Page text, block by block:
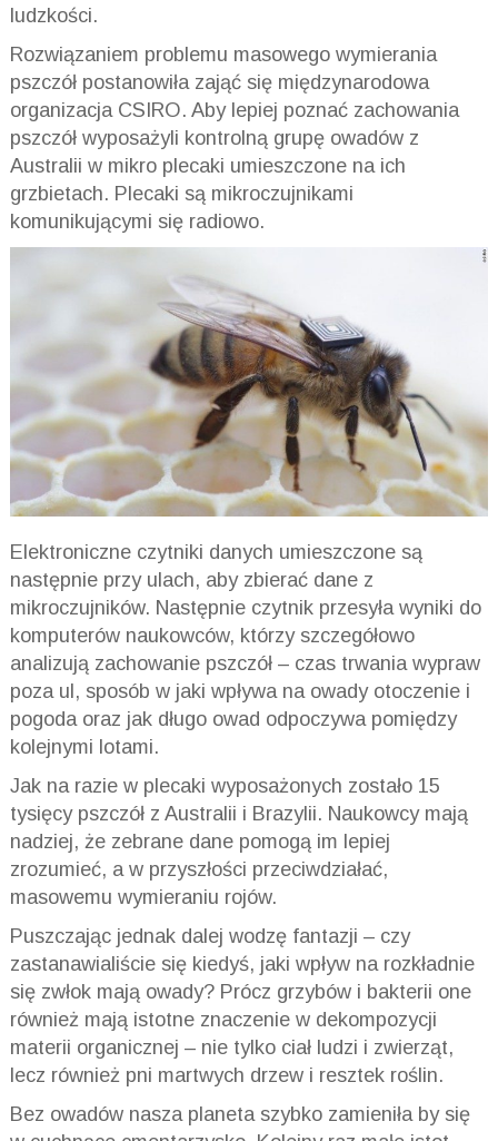
ludzkości.
Rozwiązaniem problemu masowego wymierania
pszczół postanowiła zająć się międzynarodowa
organizacja CSIRO. Aby lepiej poznać zachowania
pszczół wyposażyli kontrolną grupę owadów z
Australii w mikro plecaki umieszczone na ich
grzbietach. Plecaki są mikroczujnikami
komunikującymi się radiowo.
Elektroniczne czytniki danych umieszczone są
następnie przy ulach, aby zbierać dane z
mikroczujników. Następnie czytnik przesyła wyniki do
komputerów naukowców, którzy szczegółowo
analizują zachowanie pszczół – czas trwania wypraw
poza ul, sposób w jaki wpływa na owady otoczenie i
pogoda oraz jak długo owad odpoczywa pomiędzy
kolejnymi lotami.
Jak na razie w plecaki wyposażonych zostało 15
tysięcy pszczół z Australii i Brazylii. Naukowcy mają
nadziej, że zebrane dane pomogą im lepiej
zrozumieć, a w przyszłości przeciwdziałać,
masowemu wymieraniu rojów.
Puszczając jednak dalej wodzę fantazji – czy
zastanawialiście się kiedyś, jaki wpływ na rozkładnie
się zwłok mają owady? Prócz grzybów i bakterii one
również mają istotne znaczenie w dekompozycji
materii organicznej – nie tylko ciał ludzi i zwierząt,
lecz również pni martwych drzew i resztek roślin.
Bez owadów nasza planeta szybko zamieniła by się